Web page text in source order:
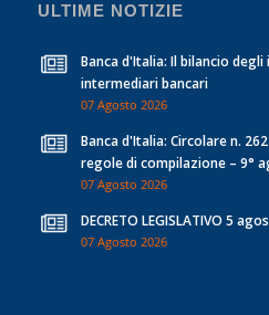
ULTIME NOTIZIE
Banca d'Italia: Il bilancio
intermediari bancari
07 Agosto 2026
Banca d'Italia: Circolare n.
regole di compilazione – 9°
07 Agosto 2026
DECRETO LEGISLATIVO 5
07 Agosto 2026